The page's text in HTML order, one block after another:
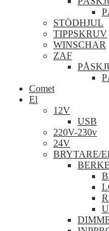
STÖDHJUL
TIPPSKRUV
WINSCHAR
ZAF
Comet
El
12V
USB
220V-230v
24V
BRYTARE/